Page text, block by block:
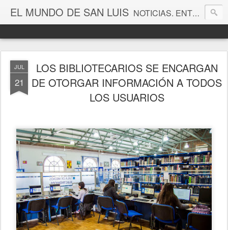
EL MUNDO DE SAN LUIS NOTICIAS. ENTRETENIMIENTO. EDITORIALES. CANAL DE VÍDEOS. GALERÍA DE FOTOGRAFÍAS.
JUL
21
LOS BIBLIOTECARIOS SE ENCARGAN
DE OTORGAR INFORMACIÓN A TODOS
LOS USUARIOS